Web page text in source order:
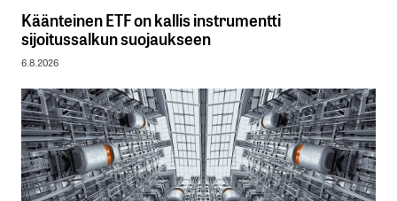
Käänteinen ETF on kallis instrumentti
sijoitussalkun suojaukseen
6.8.2026